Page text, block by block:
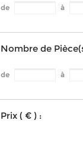
de à
Nombre de
de à
Prix ( € ) :